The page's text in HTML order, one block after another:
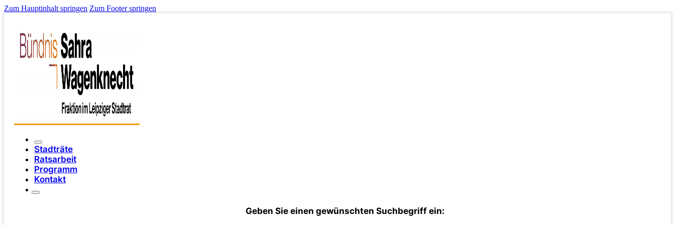
Zum Hauptinhalt springen Zum Footer springen
Stadträte
Ratsarbeit
Programm
Kontakt
Geben Sie einen gewünschten Suchbegriff ein: